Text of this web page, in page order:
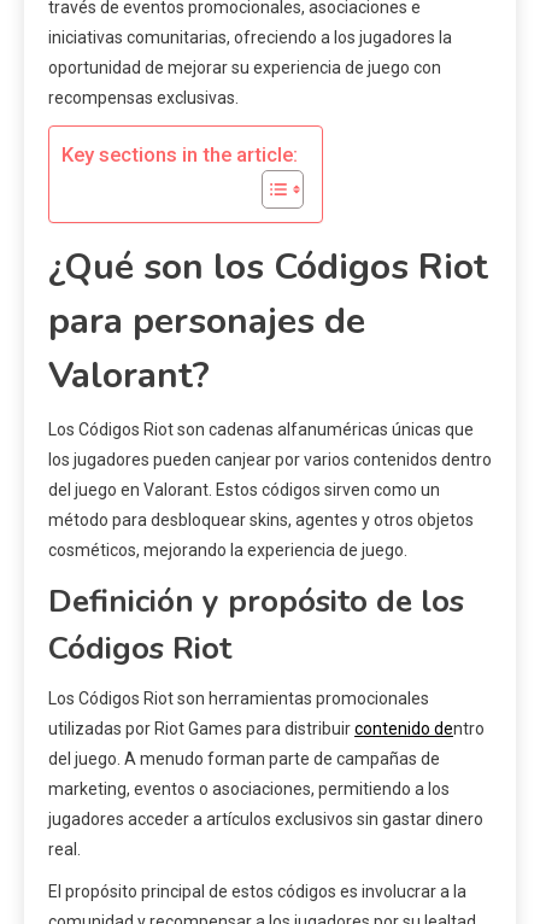
través de eventos promocionales, asociaciones e
iniciativas comunitarias, ofreciendo a los jugadores la
oportunidad de mejorar su experiencia de juego con
recompensas exclusivas.
Key sections in the article:
¿Qué son los Códigos Riot
para personajes de
Valorant?
Los Códigos Riot son cadenas alfanuméricas únicas que
los jugadores pueden canjear por varios contenidos dentro
del juego en Valorant. Estos códigos sirven como un
método para desbloquear skins, agentes y otros objetos
cosméticos, mejorando la experiencia de juego.
Definición y propósito de los
Códigos Riot
Los Códigos Riot son herramientas promocionales
utilizadas por Riot Games para distribuircontenido dentro
del juego. A menudo forman parte de campañas de
marketing, eventos o asociaciones, permitiendo a los
jugadores acceder a artículos exclusivos sin gastar dinero
real.
El propósito principal de estos códigos es involucrar a la